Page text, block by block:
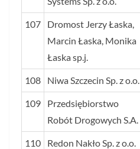
107
Dromost Jerzy Łaska,
Marcin Łaska, Monika
Łaska sp.j.
108 Niwa Szczecin Sp. z o.o.
109
Przedsiębiorstwo
Robót Drogowych S.A.
110 Redon Nakło Sp. z o.o.